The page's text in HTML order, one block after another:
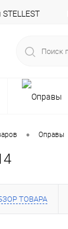
• Оправы
ТОВАРА